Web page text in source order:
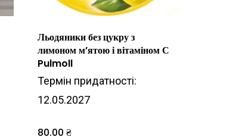
Льодяники без цукру з
лимоном м’ятою і вітаміном С
Pulmoll
Термін придатності:
12.05.2027
80.00₴